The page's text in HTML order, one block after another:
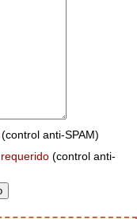
(control anti-SPAM)
requerido (control anti-